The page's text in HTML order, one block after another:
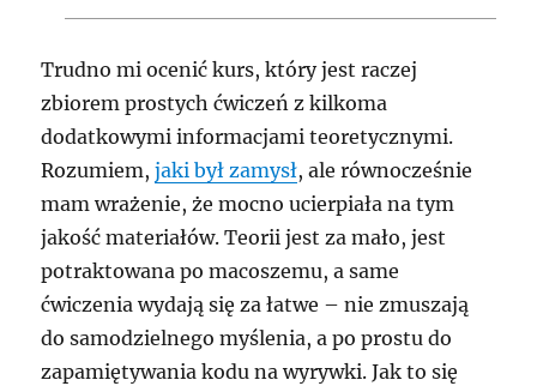
Trudno mi ocenić kurs, który jest raczej
zbiorem prostych ćwiczeń z kilkoma
dodatkowymi informacjami teoretycznymi.
Rozumiem,jaki był zamysł, ale równocześnie
mam wrażenie, że mocno ucierpiała na tym
jakość materiałów. Teorii jest za mało, jest
potraktowana po macoszemu, a same
ćwiczenia wydają się za łatwe – nie zmuszają
do samodzielnego myślenia, a po prostu do
zapamiętywania kodu na wyrywki. Jak to się